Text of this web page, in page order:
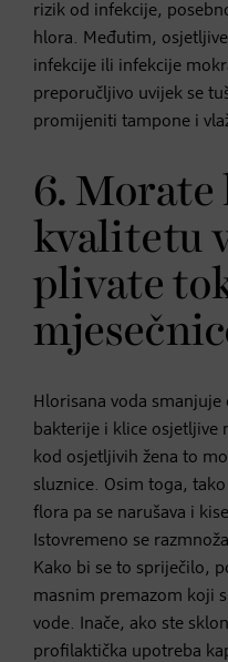
rizik od infekcije,
hlora. Međutim,
infekcije ili infekcije
preporučljivo uvijek se
promijeniti tampone i
6.
kvalitetu
plivate
Hlorisana voda
bakterije i klice osjetljive
kod osjetljivih žena to
sluznice. Osim toga,
flora pa se narušava i
Istovremeno se
Kako bi se to spriječilo,
masnim premazom koji
vode. Inače, ako ste
profilaktička upotreba